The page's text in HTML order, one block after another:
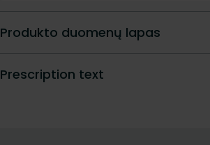
Produkto duomenų lapas
Prescription text